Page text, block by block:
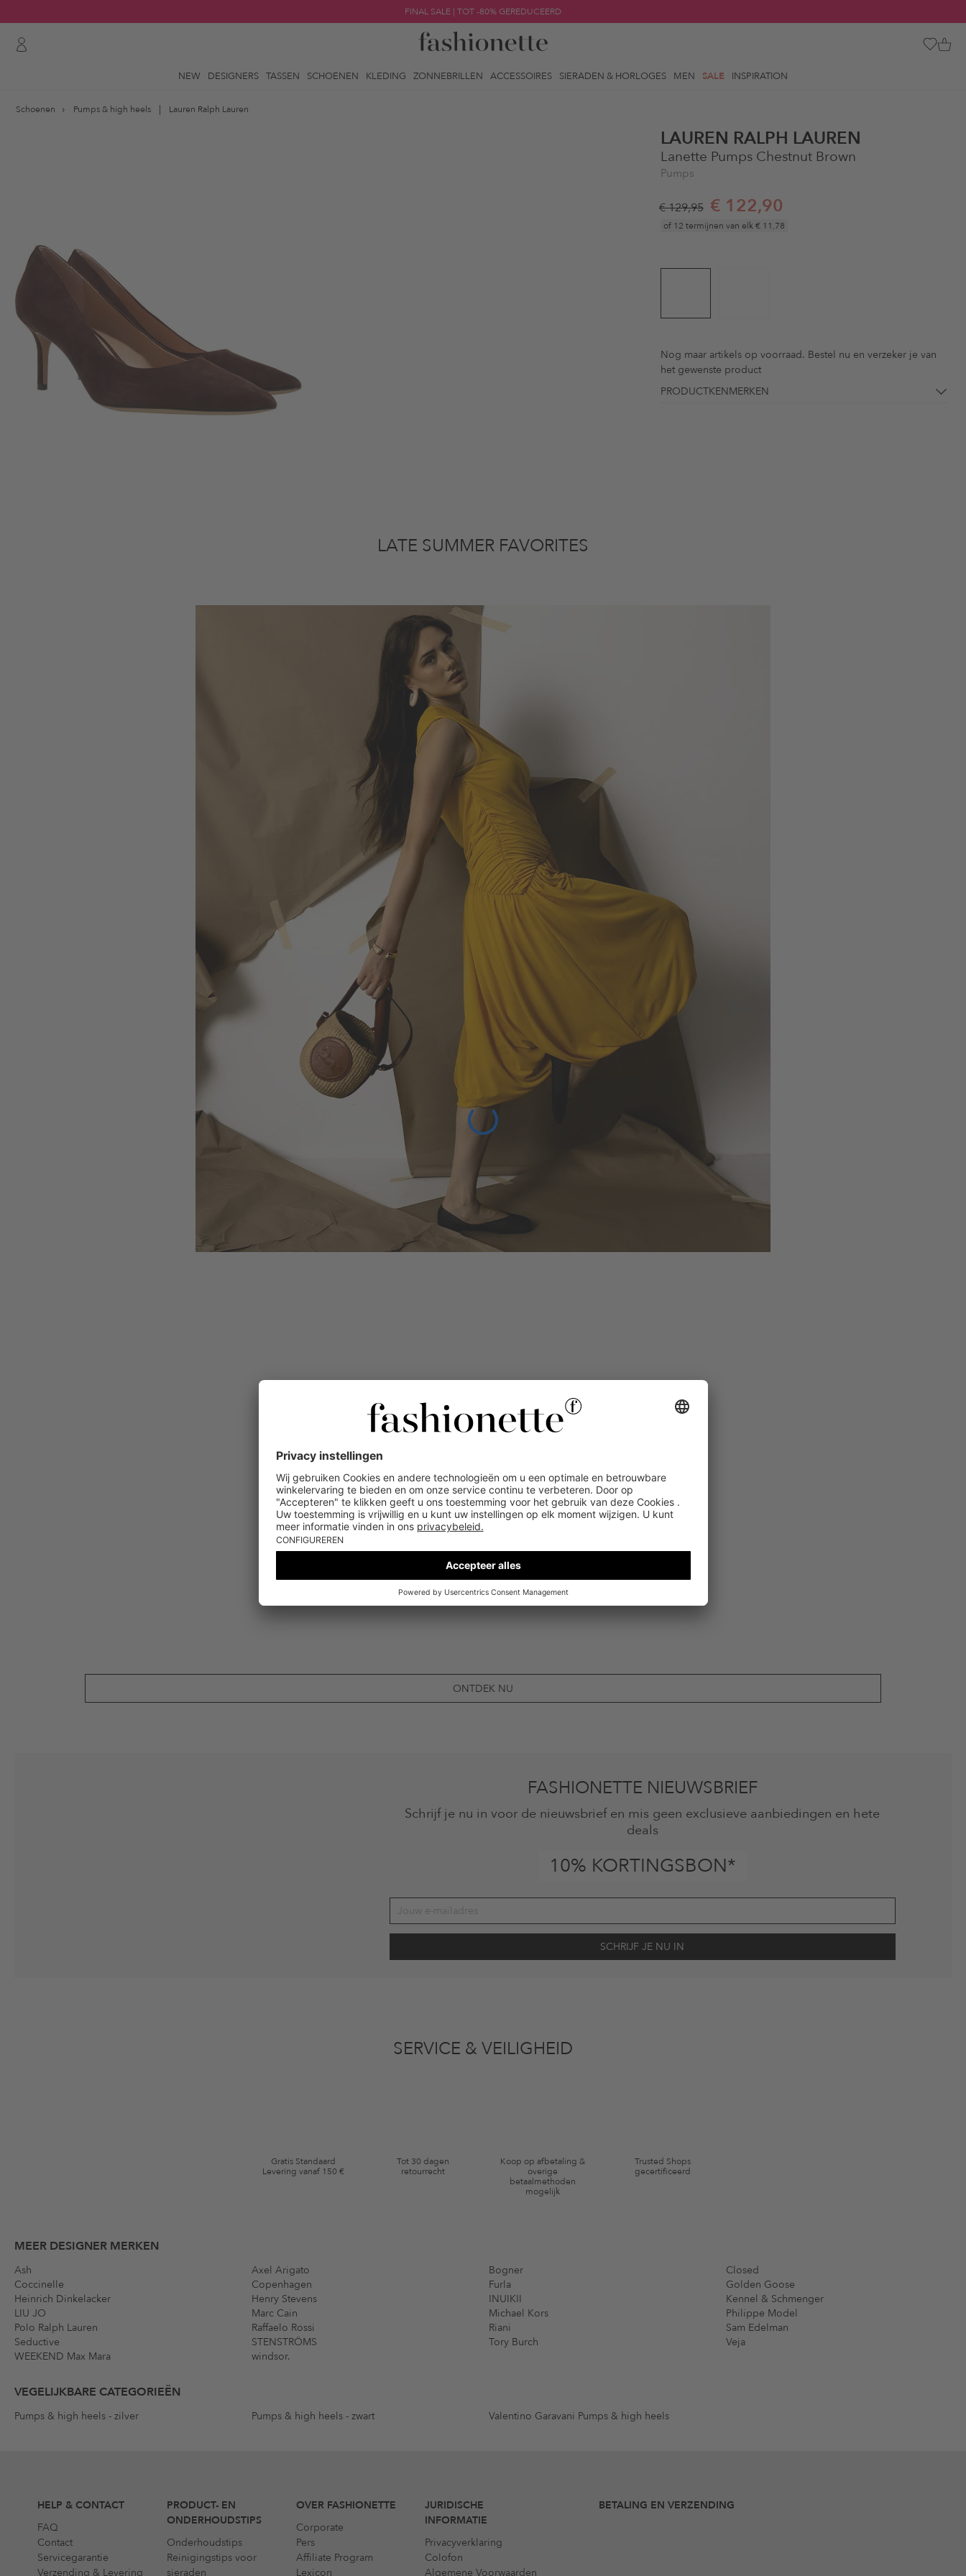
FINAL SALE | TOT -80% GEREDUCEERD
NEW DESIGNERS TASSEN SCHOENEN KLEDING ZONNEBRILLEN ACCESSOIRES SIERADEN & HORLOGES MEN SALE INSPIRATION
Schoenen Pumps & high heels Lauren Ralph Lauren
LAUREN RALPH LAUREN
Lanette Pumps Chestnut Brown
Pumps
€ 129,95 € 122,90
of 12 termijnen van elk€ 11,78
Nog maar artikels op voorraad. Bestel nu en verzeker je van
het gewenste product
PRODUCTKENMERKEN
LATE SUMMER FAVORITES
ONTDEK NU
FASHIONETTE NIEUWSBRIEF
Schrijf je nu in voor de nieuwsbrief en mis geen exclusieve aanbiedingen en hete
deals
10% KORTINGSBON*
SERVICE & VEILIGHEID
Gratis Standaard
Levering vanaf 150 €
Tot 30 dagen
retourrecht
Koop op afbetaling &
overige
betaalmethoden
mogelijk
Trusted Shops
gecertificeerd
MEER DESIGNER MERKEN
Ash Axel Arigato Bogner
Closed
Coccinelle
Copenhagen Furla
Golden Goose
Heinrich Dinkelacker
Henry Stevens INUIKII
Kennel & Schmenger
LIU JO
Marc Cain Michael Kors
Philippe Model
Polo Ralph Lauren
Raffaelo Rossi Riani
Sam Edelman
Seductive
STENSTRÖMS Tory Burch
Veja
WEEKEND Max Mara
windsor.
VEGELIJKBARE CATEGORIEËN
Pumps & high heels - zilver Pumps & high heels - zwart Valentino Garavani Pumps & high heels
HELP & CONTACT
FAQ
Contact
Servicegarantie
Verzending & Levering
PRODUCT- EN
ONDERHOUDSTIPS
Onderhoudstips
Reinigingstips voor
sieraden
OVER FASHIONETTE
Corporate
Pers
Affiliate Program
Lexicon
JURIDISCHE
INFORMATIE
Privacyverklaring
Colofon
Algemene Voorwaarden
BETALING EN VERZENDING